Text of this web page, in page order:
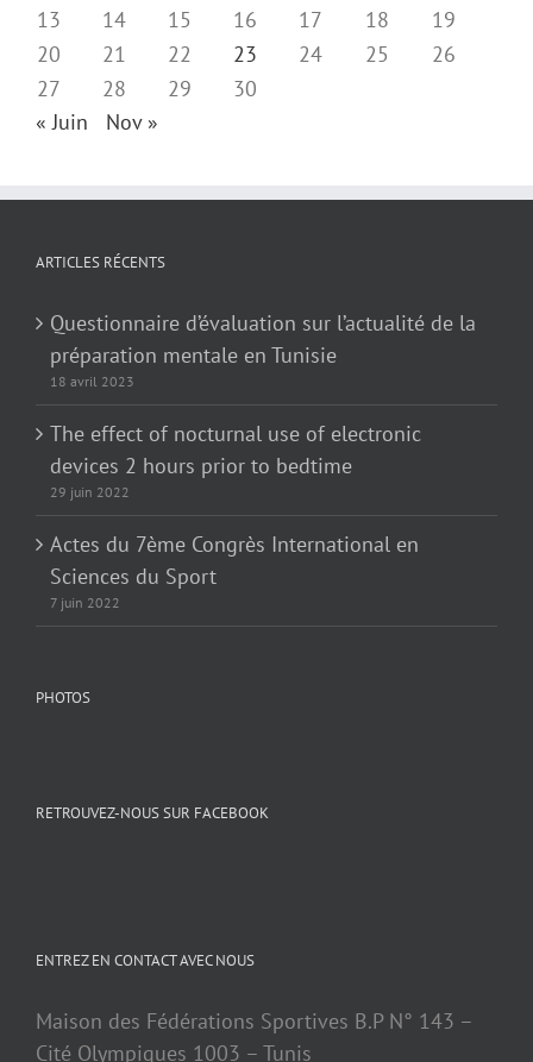
13
14 15 16 17 18
19
20
21 22 23 24 25
26
27
28 29
30
« Juin
Nov »
ARTICLES RÉCENTS
Questionnaire d’évaluation sur l’actualité de la
préparation mentale en Tunisie
18 avril 2023
The effect of nocturnal use of electronic
devices 2 hours prior to bedtime
29 juin 2022
Actes du 7ème Congrès International en
Sciences du Sport
7 juin 2022
PHOTOS
RETROUVEZ-NOUS SUR FACEBOOK
ENTREZ EN CONTACT AVEC NOUS
Maison des Fédérations Sportives B.P N° 143 –
Cité Olympiques 1003 – Tunis